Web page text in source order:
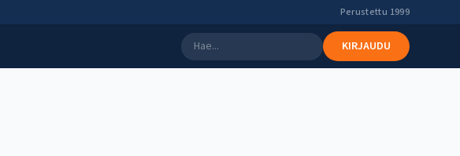
Perustettu 1999
KIRJAUDU